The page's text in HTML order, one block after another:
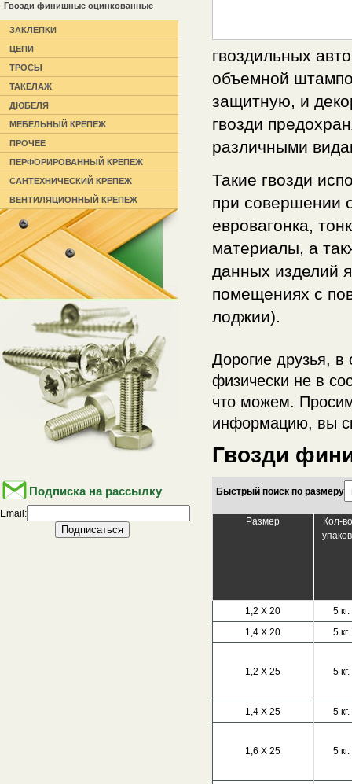
гвоздильных
объемной
защитную, и
гвозди
различными
Такие гвозди
при совершении
евровагонка,
материалы, а
данных изделий
помещениях с
лоджии).
Дорогие друзья,
физически не в
что можем.
информацию, вы
Гвозди
Быстрый поиск по размеру
Размер
Кол-
1,2 Х 20
5 кг.
1,4 Х 20
5 кг.
1,2 Х 25 5 кг.
1,4 Х 25 5 кг.
1,6 Х 25 5 кг.
Гвозди финишные оцинкованные
ЗАКЛЕПКИ
ЦЕПИ
ТРОСЫ
ТАКЕЛАЖ
ДЮБЕЛЯ
МЕБЕЛЬНЫЙ КРЕПЕЖ
ПРОЧЕЕ
ПЕРФОРИРОВАННЫЙ КРЕПЕЖ
САНТЕХНИЧЕСКИЙ КРЕПЕЖ
ВЕНТИЛЯЦИОННЫЙ КРЕПЕЖ
Подписка на рассылку
Email: